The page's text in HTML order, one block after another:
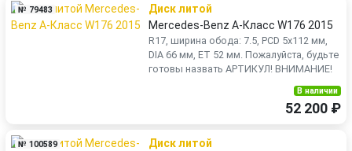
№ 79483
Диск литой
Mercedes-Benz A-Класс W176 2015
R17, ширина обода: 7.5, PCD 5x112 мм,
DIA 66 мм, ET 52 мм. Пожалуйста, будьте
готовы назвать АРТИКУЛ! ВНИМАНИЕ!
В наличии
52 200 ₽
№ 100589
Диск литой